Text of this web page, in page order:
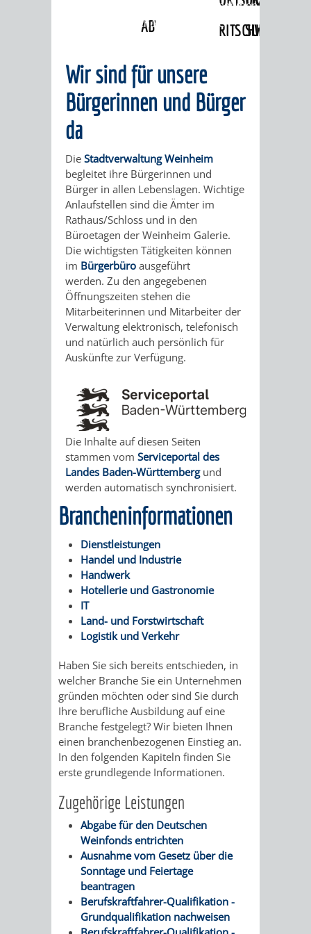
ABWASSERBESEITIGUNG
BEHÖRDENNUMMER
115
FAMILIEN
BERATUNG
HILFE
KINDER
UND
JUGENDLICHE
SENIOREN
BETREUUNG
UND
PFLEGE
FREIZEITANGEBOTE
BERATUNG
UND
HILFE
MENSCHEN
MIT
BEHINDERUNG
MENSCHEN
MIT
DEMENZ
MIGRANTEN
/
FLÜCHTLINGE
BAUHERREN
BAUHERRENBERATUNG
GRUNDSTÜCKSWERTERMITTLUNG
DENKMALSCHUTZ
AUFGABEN
DER
UNTEREN
STEUERVORTEILE
SATZUNGEN
IM
DENKMALSCHUTZ
GENEHMIGUNGSVERFAHREN
TAG
DES
OFFENEN
DENKMALS
VERKAUF
STÄDTISCHER
BAUPLÄTZE
VERKAUF
HÄUSER
/
LIEGENSCHAFTEN
ABWASSERBESEITIGUNG
ERSCHLIESSUNGSBEITRAG
ANTRAGSVERFAHREN
VERMIETE
DOCH
RITSCHWEIER
SULZBACH
AUSSCHÜSSE
UND
AUSSCHUSS
FÜR
TECHNIK,
UMWELT
UND
STADTENTWICKLUNG
BERATUNGSERGEBNISSE
HAUPTAUSSCHUSS
KINDER-
TAGESORDNUNG
SITZUNGSUNTERLAGEN
UMLEGUNGSAUSSCHUSS
BERATENDE
AUSSCHÜSSE
TAGESORDNUNG
PROJEKTE
ABGEORDNETE
STADTRECHT
RATHAUS
/
DEZERNATEFÜR
BAURECHT
UND
DENKMALSCHUTZ
BÄDER
Unternehmen
Brancheninformationen
Wir sind für unsere
Bürgerinnen und Bürger
da
Die Stadtverwaltung Weinheim
begleitet ihre Bürgerinnen und
Bürger in allen Lebenslagen. Wichtige
Anlaufstellen sind die Ämter im
Rathaus/Schloss und in den
Büroetagen der Weinheim Galerie.
Die wichtigsten Tätigkeiten können
im Bürgerbüro ausgeführt
werden. Zu den angegebenen
Öffnungszeiten stehen die
Mitarbeiterinnen und Mitarbeiter der
Verwaltung elektronisch, telefonisch
und natürlich auch persönlich für
Auskünfte zur Verfügung.
Die Inhalte auf diesen Seiten
stammen vom Serviceportal des
Landes Baden-Württembergund
werden automatisch synchronisiert.
Brancheninformationen
Dienstleistungen
Handel und Industrie
Handwerk
Hotellerie und Gastronomie
IT
Land- und Forstwirtschaft
Logistik und Verkehr
Haben Sie sich bereits entschieden, in
welcher Branche Sie ein Unternehmen
gründen möchten oder sind Sie durch
Ihre berufliche Ausbildung auf eine
Branche festgelegt? Wir bieten Ihnen
einen branchenbezogenen Einstieg an.
In den folgenden Kapiteln finden Sie
erste grundlegende Informationen.
Zugehörige Leistungen
Abgabe für den Deutschen
Weinfonds entrichten
Ausnahme vom Gesetz über die
Sonntage und Feiertage
beantragen
Berufskraftfahrer-Qualifikation -
Grundqualifikation nachweisen